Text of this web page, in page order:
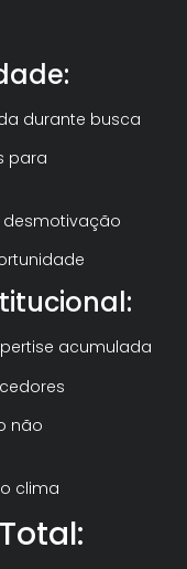
durante busca
para
desmotivação
acumulada
não
clima